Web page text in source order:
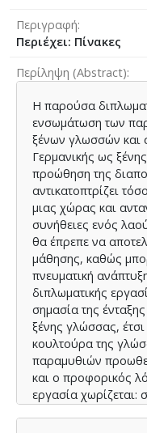
Περιγραφή
Περιέχει: Πίνακες
Περίληψη (Abstract)
Η παρούσα
ενσωμάτωση των
ξένων γλωσσών και
Γερμανικής ως
προώθηση της
αντικατοπτρίζει
μιας χώρας και
συνήθειες ενός
θα έπρεπε να
μάθησης, καθώς
πνευματική
διπλωματικής
σημασία της
ξένης γλώσσας,
κουλτούρα της
παραμυθιών
και ο προφορικός
εργασία χωρίζεται: